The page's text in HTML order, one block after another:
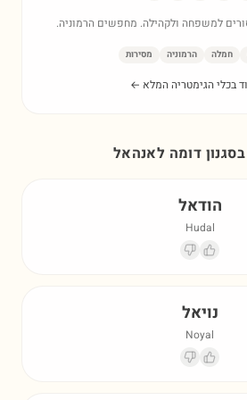
למשפחה ולקהילה. מחפשים הרמוניה.
חמלה הרמוניה מסירות
בכלי הגימטריה המלא ←
דומה לאנהאל
הודאל
Hudal
נויאל
Noyal